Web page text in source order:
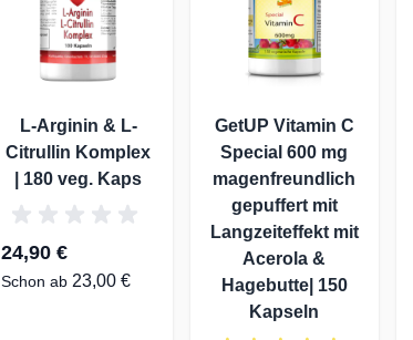
L-Arginin & L-
Citrullin Komplex
| 180 veg. Kaps
24,90 €
Schon ab 23,00 €
GetUP Vitamin C
Special 600 mg
magenfreundlich
gepuffert mit
Langzeiteffekt mit
Acerola &
Hagebutte| 150
Kapseln